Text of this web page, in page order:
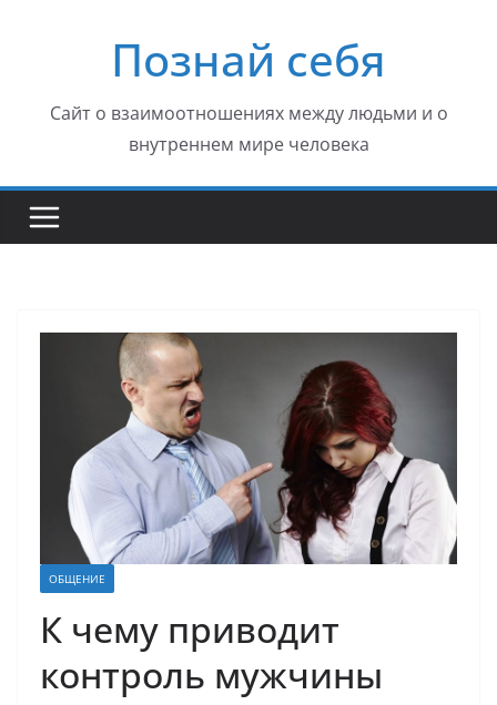
содержимомуПознай себя
Сайт о взаимоотношениях между людьми и о
внутреннем мире человека
ОБЩЕНИЕ
К чему приводит
контроль мужчины